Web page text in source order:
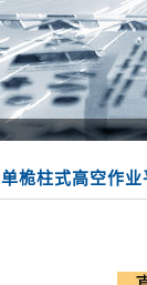
单桅柱式高空作业